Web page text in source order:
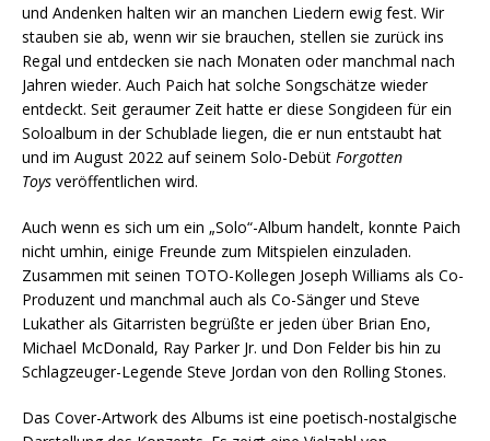
und Andenken halten wir an manchen Liedern ewig fest. Wir
stauben sie ab, wenn wir sie brauchen, stellen sie zurück ins
Regal und entdecken sie nach Monaten oder manchmal nach
Jahren wieder. Auch Paich hat solche Songschätze wieder
entdeckt. Seit geraumer Zeit hatte er diese Songideen für ein
Soloalbum in der Schublade liegen, die er nun entstaubt hat
und im August 2022 auf seinem Solo-Debüt Forgotten
Toys veröffentlichen wird.
Auch wenn es sich um ein „Solo“-Album handelt, konnte Paich
nicht umhin, einige Freunde zum Mitspielen einzuladen.
Zusammen mit seinen TOTO-Kollegen Joseph Williams als Co-
Produzent und manchmal auch als Co-Sänger und Steve
Lukather als Gitarristen begrüßte er jeden über Brian Eno,
Michael McDonald, Ray Parker Jr. und Don Felder bis hin zu
Schlagzeuger-Legende Steve Jordan von den Rolling Stones.
Das Cover-Artwork des Albums ist eine poetisch-nostalgische